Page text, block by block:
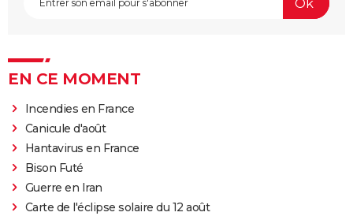
EN CE MOMENT
Incendies en France
Canicule d'août
Hantavirus en France
Bison Futé
Guerre en Iran
Carte de l'éclipse solaire du 12 août